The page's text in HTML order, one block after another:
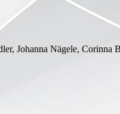
Johanna Nägele, Corinna